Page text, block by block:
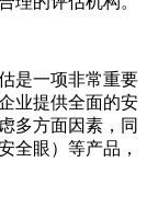
是一项非常重要
业提供全面的安
多方面因素，同
全眼）等产品，